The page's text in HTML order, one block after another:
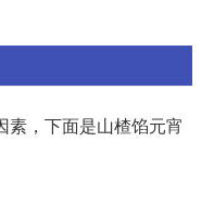
素，下面是山楂馅元宵